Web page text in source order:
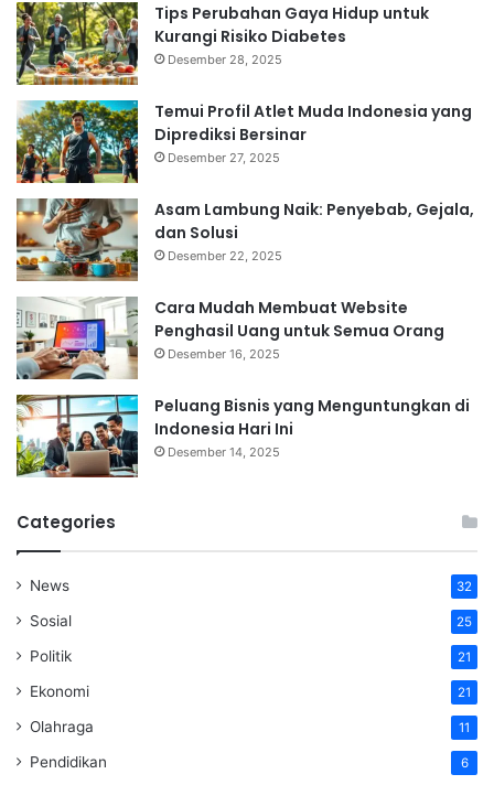
Tips Perubahan Gaya Hidup untuk
Kurangi Risiko Diabetes
Desember 28, 2025
Temui Profil Atlet Muda Indonesia yang
Diprediksi Bersinar
Desember 27, 2025
Asam Lambung Naik: Penyebab, Gejala,
dan Solusi
Desember 22, 2025
Cara Mudah Membuat Website
Penghasil Uang untuk Semua Orang
Desember 16, 2025
Peluang Bisnis yang Menguntungkan di
Indonesia Hari Ini
Desember 14, 2025
Categories
News 32
Sosial 25
Politik 21
Ekonomi 21
Olahraga 11
Pendidikan 6